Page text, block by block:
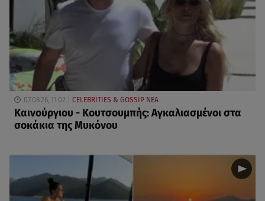
07.08.26, 11:02 CELEBRITIES & GOSSIP ΝΕΑ
Καινούργιου - Κουτσουμπής: Αγκαλιασμένοι στα
σοκάκια της Μυκόνου